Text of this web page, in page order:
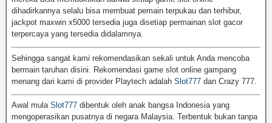
dihadirkannya selalu bisa membuat pemain terpukau dan terhibur,
jackpot maxwin x5000 tersedia juga disetiap permainan slot gacor
terpercaya yang tersedia didalamnya.
Sehingga sangat kami rekomendasikan sekali untuk Anda mencoba
bermain taruhan disini. Rekomendasi game slot online gampang
menang dari kami di provider Playtech adalah Slot777 dan Crazy 777.
Awal mula Slot777 dibentuk oleh anak bangsa Indonesia yang
mengoperasikan pusatnya di negara Malaysia. Terbentuk bukan tanpa